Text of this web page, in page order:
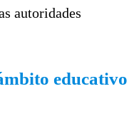
autoridades
educativo